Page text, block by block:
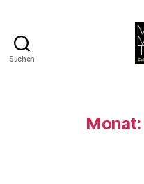
Suchen
Monat: